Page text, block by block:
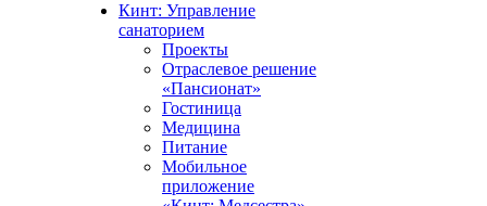
Кинт: Управление
санаторием
Проекты
Отраслевое решение
«Пансионат»
Гостиница
Медицина
Питание
Мобильное
приложение